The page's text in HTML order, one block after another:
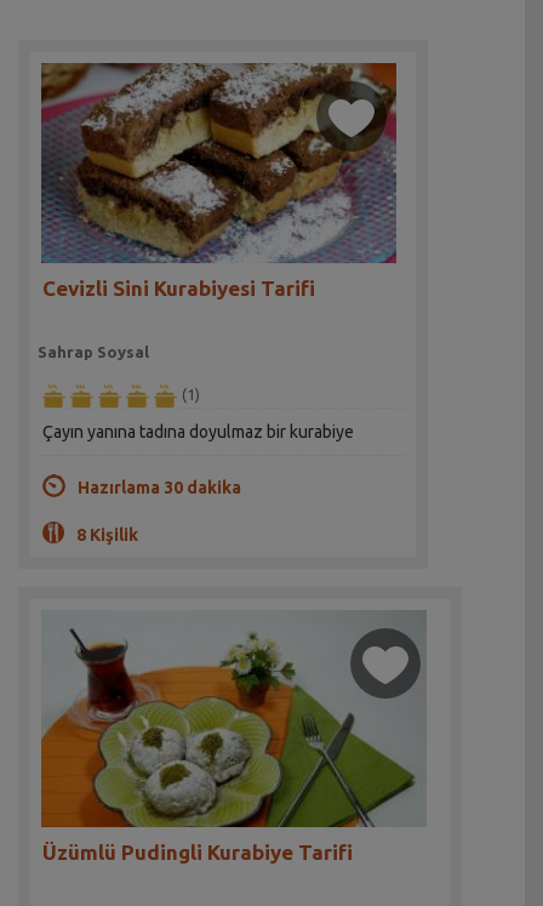
Cevizli Sini Kurabiyesi Tarifi
Sahrap Soysal
(1)
Çayın yanına tadına doyulmaz bir kurabiye
Hazırlama 30 dakika
8 Kişilik
Üzümlü Pudingli Kurabiye Tarifi